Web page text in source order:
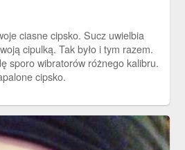
ciasne cipsko. Sucz uwielbia
cipulką. Tak było i tym razem.
sporo wibratorów różnego kalibru.
cipsko.